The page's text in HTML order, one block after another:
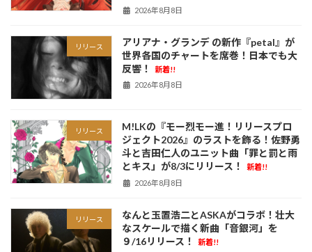
2026年8月8日
リリース
アリアナ・グランデ の新作『petal』が
世界各国のチャートを席巻！日本でも大
反響！
新着!!
2026年8月8日
リリース
M!LKの『モー烈モー進！リリースプロ
ジェクト2026』のラストを飾る！佐野勇
斗と吉田仁人のユニット曲「罪と罰と雨
とキス」が8/3にリリース！
新着!!
2026年8月8日
リリース
なんと玉置浩二とASKAがコラボ！壮大
なスケールで描く新曲「音銀河」を
９/16リリース！
新着!!